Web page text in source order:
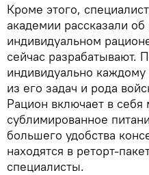
Кроме этого,
академии рассказали
индивидуальном
сейчас разрабатывают.
индивидуально
из его задач и рода
Рацион включает в
сублимированное
большего удобства
находятся в реторт-
специалисты.